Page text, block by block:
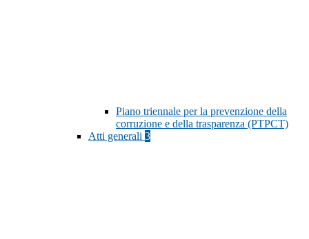
Piano triennale per la prevenzione della
corruzione e della trasparenza (PTPCT)
Atti generali 3